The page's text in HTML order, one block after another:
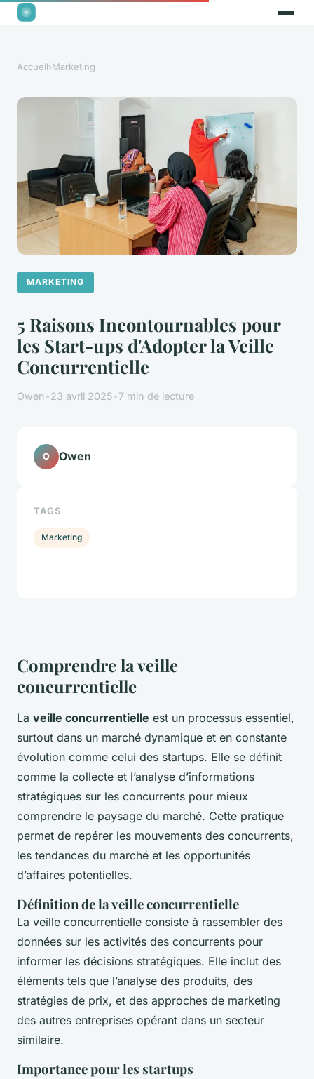
Accueil›Marketing
MARKETING
5 Raisons Incontournables pour
les Start-ups d'Adopter la Veille
Concurrentielle
Owen•23 avril 2025•7 min de lecture
Comprendre la veille
concurrentielle
La veille concurrentielle est un processus essentiel,
surtout dans un marché dynamique et en constante
évolution comme celui des startups. Elle se définit
comme la collecte et l’analyse d’informations
stratégiques sur les concurrents pour mieux
comprendre le paysage du marché. Cette pratique
permet de repérer les mouvements des concurrents,
les tendances du marché et les opportunités
d’affaires potentielles.
Définition de la veille concurrentielle
La veille concurrentielle consiste à rassembler des
données sur les activités des concurrents pour
informer les décisions stratégiques. Elle inclut des
éléments tels que l’analyse des produits, des
stratégies de prix, et des approches de marketing
des autres entreprises opérant dans un secteur
similaire.
Importance pour les startups
O Owen
TAGS
Marketing